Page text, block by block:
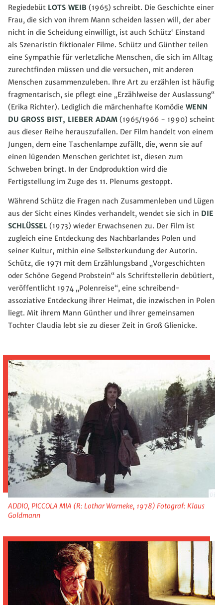
Regiedebüt LOTS WEIB (1965) schreibt. Die Geschichte einer
Frau, die sich von ihrem Mann scheiden lassen will, der aber
nicht in die Scheidung einwilligt, ist auch Schütz‘ Einstand
als Szenaristin fiktionaler Filme. Schütz und Günther teilen
eine Sympathie für verletzliche Menschen, die sich im Alltag
zurechtfinden müssen und die versuchen, mit anderen
Menschen zusammenzuleben. Ihre Art zu erzählen ist häufig
fragmentarisch, sie pflegt eine „Erzählweise der Auslassung“
(Erika Richter). Lediglich die märchenhafte Komödie WENN
DU GROSS BIST, LIEBER ADAM (1965/1966 - 1990) scheint
aus dieser Reihe herauszufallen. Der Film handelt von einem
Jungen, dem eine Taschenlampe zufällt, die, wenn sie auf
einen lügenden Menschen gerichtet ist, diesen zum
Schweben bringt. In der Endproduktion wird die
Fertigstellung im Zuge des 11. Plenums gestoppt.
Während Schütz die Fragen nach Zusammenleben und Lügen
aus der Sicht eines Kindes verhandelt, wendet sie sich in DIE
SCHLÜSSEL (1973) wieder Erwachsenen zu. Der Film ist
zugleich eine Entdeckung des Nachbarlandes Polen und
seiner Kultur, mithin eine Selbsterkundung der Autorin.
Schütz, die 1971 mit dem Erzählungsband „Vorgeschichten
oder Schöne Gegend Probstein“ als Schriftstellerin debütiert,
veröffentlicht 1974 „Polenreise“, eine schreibend-
assoziative Entdeckung ihrer Heimat, die inzwischen in Polen
liegt. Mit ihrem Mann Günther und ihrer gemeinsamen
Tochter Claudia lebt sie zu dieser Zeit in Groß Glienicke.
ADDIO, PICCOLA MIA (R: Lothar Warneke, 1978) Fotograf: Klaus
Goldmann